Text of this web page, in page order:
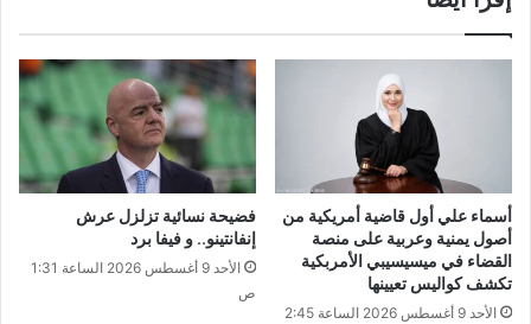
أسماء علي أول قاضية أمريكية من
أصول يمنية وعربية على منصة
القضاء في ميسيسيبي الأمربكية
تكشف كواليس تعيينها
الأحد 9 أغسطس 2026 الساعة 2:45
فضيحة نسائية تزلزل عرش
إنفانتينو.. و فيفا برد
الأحد 9 أغسطس 2026 الساعة 1:31
ص